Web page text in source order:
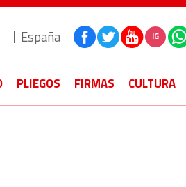
España IG
PLIEGOS FIRMAS CULTURA